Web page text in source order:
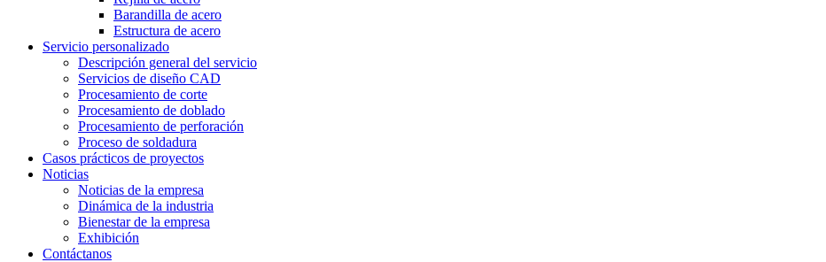
Barandilla de acero
Estructura de acero
Servicio personalizado
Descripción general del servicio
Servicios de diseño CAD
Procesamiento de corte
Procesamiento de doblado
Procesamiento de perforación
Proceso de soldadura
Casos prácticos de proyectos
Noticias
Noticias de la empresa
Dinámica de la industria
Bienestar de la empresa
Exhibición
Contáctanos